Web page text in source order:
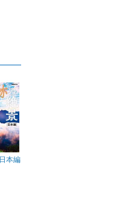
本編